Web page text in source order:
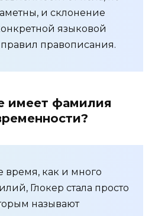
и склонение
языковой
правописания.
имеет фамилия
время, как и много
Глокер стала просто
называют